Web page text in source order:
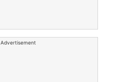
Advertisement